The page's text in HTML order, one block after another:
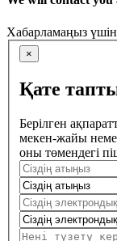
Хабарламаңыз
×
Қате
Берілген
мекен-жайы
оны төмендегі